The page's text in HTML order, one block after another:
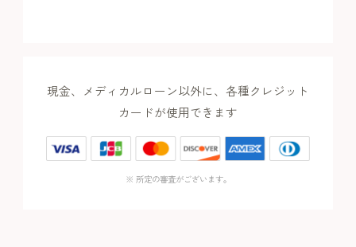
現金、メディカルローン以外に、各種クレジット
カードが使用できます
※ 所定の審査がございます。